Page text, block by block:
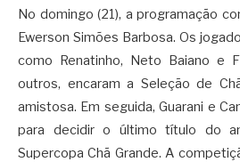
No domingo (21), a programação
Ewerson Simões Barbosa. Os
como Renatinho, Neto Baiano e
outros, encaram a Seleção de
amistosa. Em seguida, Guarani e
para decidir o último título do
Supercopa Chã Grande. A